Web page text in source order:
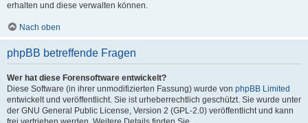
erhalten und diese verwalten können.
Nach oben
phpBB betreffende Fragen
Wer hat diese Forensoftware entwickelt?
Diese Software (in ihrer unmodifizierten Fassung) wurde von phpBB Limited
entwickelt und veröffentlicht. Sie ist urheberrechtlich geschützt. Sie wurde unter
der GNU General Public License, Version 2 (GPL-2.0) veröffentlicht und kann